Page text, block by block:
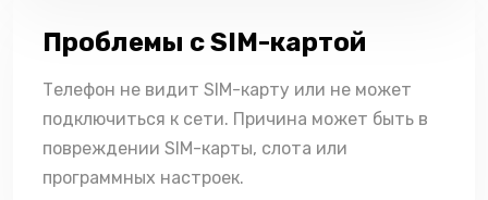
Проблемы с SIM-картой
Телефон не видит SIM-карту или не может
подключиться к сети. Причина может быть в
повреждении SIM-карты, слота или
программных настроек.